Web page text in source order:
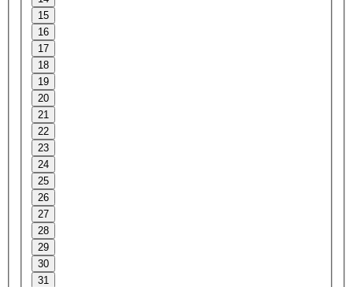
15
16
17
18
19
20
21
22
23
24
25
26
27
28
29
30
31